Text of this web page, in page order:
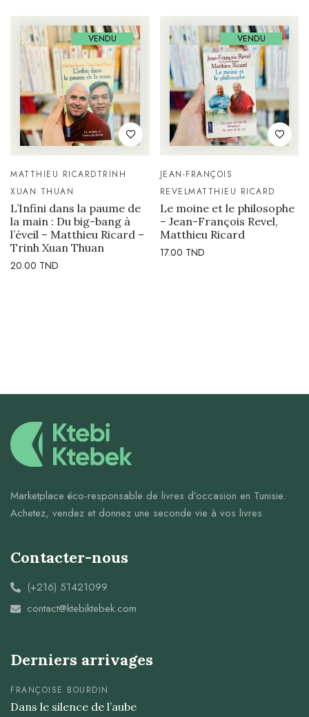
VENDU
MATTHIEU RICARDTRINH
XUAN THUAN
L’Infini dans la paume de
la main : Du big-bang à
l’éveil – Matthieu Ricard –
Trinh Xuan Thuan
20.00 TND
VENDU
JEAN-FRANÇOIS
REVELMATTHIEU RICARD
Le moine et le philosophe
– Jean-François Revel,
Matthieu Ricard
17.00 TND
Marketplace éco-responsable de livres d’occasion en Tunisie.
Achetez, vendez et donnez une seconde vie à vos livres.
Contacter-nous
(+216) 51421099
contact@ktebiktebek.com
Derniers arrivages
FRANÇOISE BOURDIN
Dans le silence de l’aube